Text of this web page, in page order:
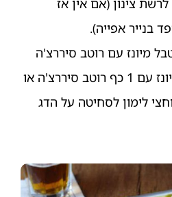
צינון (אם אין אז
בנייר אפייה).
מיונז עם רוטב סיררצ'ה
(לערבב 2 כפות מיונז עם 1 כף רוטב סיררצ'ה או
לימון לסחיטה על הדג